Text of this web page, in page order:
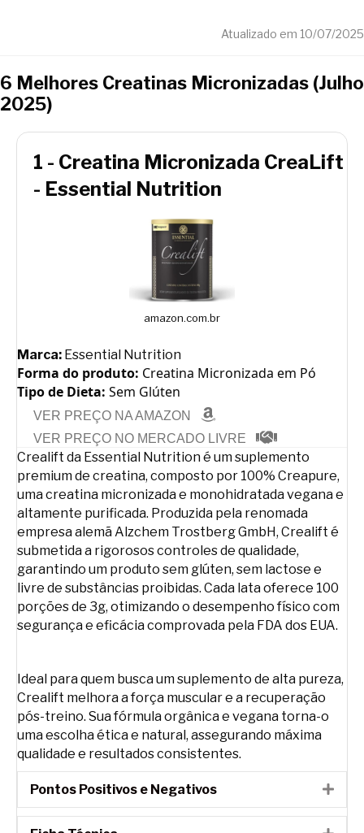
Atualizado em 10/07/2025
6 Melhores Creatinas Micronizadas (Julho
2025)
1 - Creatina Micronizada CreaLift
- Essential Nutrition
amazon.com.br
Marca: Essential Nutrition
Forma do produto: Creatina Micronizada em Pó
Tipo de Dieta: Sem Glúten
VER PREÇO NA AMAZON
VER PREÇO NO MERCADO LIVRE
Crealift da Essential Nutrition é um suplemento
premium de creatina, composto por 100% Creapure,
uma creatina micronizada e monohidratada vegana e
altamente purificada. Produzida pela renomada
empresa alemã Alzchem Trostberg GmbH, Crealift é
submetida a rigorosos controles de qualidade,
garantindo um produto sem glúten, sem lactose e
livre de substâncias proibidas. Cada lata oferece 100
porções de 3g, otimizando o desempenho físico com
segurança e eficácia comprovada pela FDA dos EUA.
Ideal para quem busca um suplemento de alta pureza,
Crealift melhora a força muscular e a recuperação
pós-treino. Sua fórmula orgânica e vegana torna-o
uma escolha ética e natural, assegurando máxima
qualidade e resultados consistentes.
Pontos Positivos e Negativos